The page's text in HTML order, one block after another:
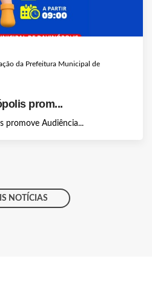
da Prefeitura Municipal de
prom...
promove Audiência...
NOTÍCIAS